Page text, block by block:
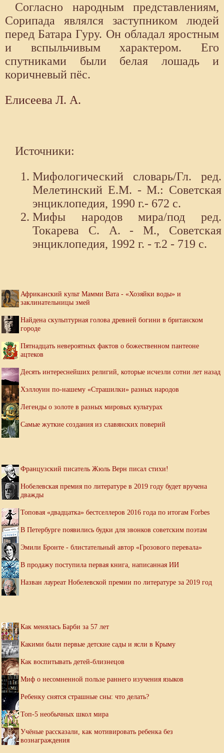
Согласно народным представлениям,
Сорипада являлся заступником людей
перед Батара Гуру. Он обладал яростным
и вспыльчивым характером. Его
спутниками были белая лошадь и
коричневый пёс.
Елисеева Л. А.
Источники:
Мифологический словарь/Гл. ред.
Мелетинский Е.М. - М.: Советская
энциклопедия, 1990 г.- 672 с.
Мифы народов мира/под ред.
Токарева С. А. - М., Советская
энциклопедия, 1992 г. - т.2 - 719 с.
Африканский культ Мамми Вата - «Хозяйки воды» и
заклинательницы змей
Найдена скульптурная голова древней богини в британском
городе
Пятнадцать невероятных фактов о божественном пантеоне
ацтеков
Десять интереснейших религий, которые исчезли сотни лет назад
Хэллоуин по-нашему «Страшилки» разных народов
Легенды о золоте в разных мировых культурах
Самые жуткие создания из славянских поверий
Французский писатель Жюль Верн писал стихи!
Нобелевская премия по литературе в 2019 году будет вручена
дважды
Топовая «двадцатка» бестселлеров 2016 года по итогам Forbes
В Петербурге появились будки для звонков советским поэтам
Эмили Бронте - блистательный автор «Грозового перевала»
В продажу поступила первая книга, написанная ИИ
Назван лауреат Нобелевской премии по литературе за 2019 год
Как менялась Барби за 57 лет
Какими были первые детские сады и ясли в Крыму
Как воспитывать детей-близнецов
Миф о несомненной пользе раннего изучения языков
Ребенку снятся страшные сны: что делать?
Топ-5 необычных школ мира
Учёные рассказали, как мотивировать ребенка без
вознаграждения